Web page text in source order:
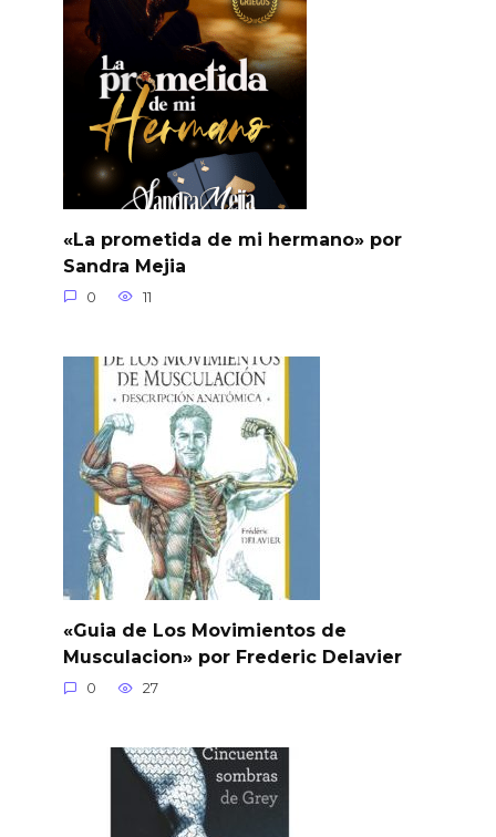
«La prometida de mi hermano» por
Sandra Mejia
0 11
«Guia de Los Movimientos de
Musculacion» por Frederic Delavier
0 27